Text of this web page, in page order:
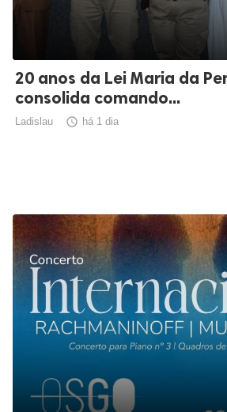
20 anos da Lei Maria da
consolida comando...
Ladislau  há 1 dia